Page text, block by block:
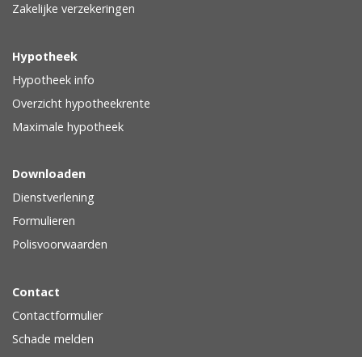
Zakelijke verzekeringen
Hypotheek
Hypotheek info
Overzicht hypotheekrente
Maximale hypotheek
Downloaden
Dienstverlening
Formulieren
Polisvoorwaarden
Contact
Contactformulier
Schade melden